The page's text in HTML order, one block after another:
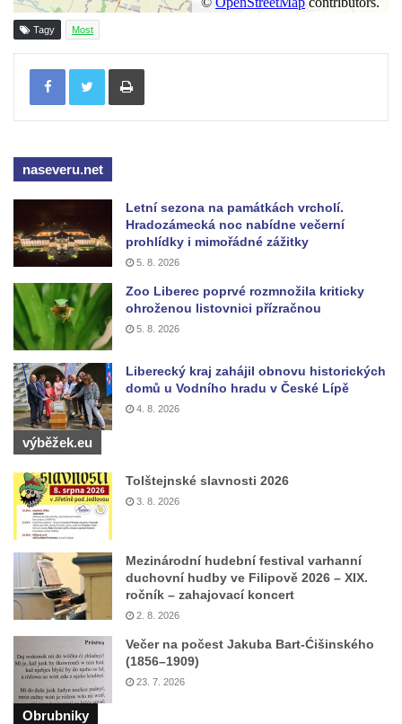
Socha S tebou v parku na Senovážném
náměstí v Českých Budějovicích
Socha Tornádo v parku na Senovážném
náměstí v Českých Budějovicích
Sousoší Humanoidi na Lannově třídě v
Pomník Vojtěcha Adalberta Lanny v parku
Pomník Přemysla Otakara II. v parku Na
Sadech v Českých Budějovicích
Českých Budějovicích
Památník Otokara Mokrého v parku Na
Sadech v Českých Budějovicích
Poslední dochovaný tramvajový sloup na
Pražské třídě v Českých Budějovicích
Socha Civilizovaní na Husově třídě v
Českých Budějovicích
Socha svatého Jana Nepomuckého Na
Sadech u Mlýnské stoky v Českých
Budějovicích
Sochy brouků u Mlýnské stoky v Českých
Budějovicích
Socha svatého Vincence Ferrerského na
Socha svatého Zachariáše na nádvoří
kláštera dominikánů v Českých
Tagy Most
Tisknout
naseveru.net
Letní sezona na památkách vrcholí.
Hradozámecká noc nabídne večerní
prohlídky i mimořádné zážitky
5. 8. 2026
Zoo Liberec poprvé rozmnožila kriticky
ohroženou listovnici přízračnou
5. 8. 2026
Liberecký kraj zahájil obnovu historických
domů u Vodního hradu v České Lípě
4. 8. 2026
výběžek.eu
Tolštejnské slavnosti 2026
3. 8. 2026
Mezinárodní hudební festival varhanní
duchovní hudby ve Filipově 2026 – XIX.
ročník – zahajovací koncert
2. 8. 2026
Večer na počest Jakuba Bart-Ćišinského
(1856–1909)
23. 7. 2026
Obrubniky